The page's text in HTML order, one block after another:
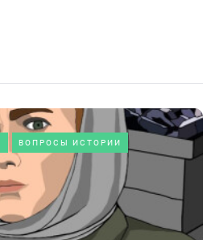
ВОПРОСЫ ИСТОРИИ